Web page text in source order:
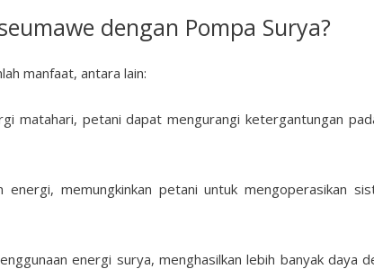
dengan Pompa Surya?
manfaat, antara lain:
matahari, petani dapat mengurangi ketergantungan
energi, memungkinkan petani untuk mengoperasikan
energi surya, menghasilkan lebih banyak daya